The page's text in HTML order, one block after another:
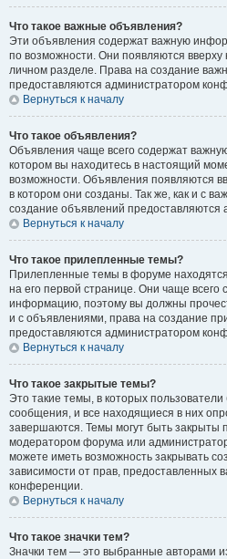
Что такое важные объявления?
Эти объявления содержат важную
по возможности. Они появляются
личном разделе. Права на создание
предоставляются администратором
Вернуться к началу
Что такое объявления?
Объявления чаще всего содержат
котором вы находитесь в настоящий
возможности. Объявления появляются
в котором они созданы. Так же, как и с
создание объявлений предоставляются
Вернуться к началу
Что такое прилепленные темы?
Прилепленные темы в форуме
на его первой странице. Они чаще всего
информацию, поэтому вы должны
и с объявлениями, права на создание
предоставляются администратором
Вернуться к началу
Что такое закрытые темы?
Это такие темы, в которых
сообщения, и все находящиеся в них
завершаются. Темы могут быть закрыты
модератором форума или
можете иметь возможность закрывать
зависимости от прав, предоставленных
конференции.
Вернуться к началу
Что такое значки тем?
Значки тем — это выбранные авторами